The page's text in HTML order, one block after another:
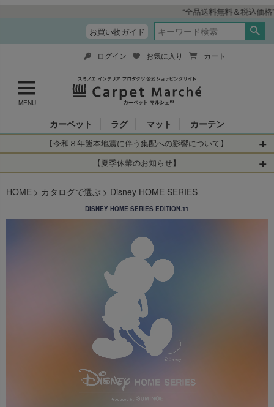
“全品送料無料＆税込価格” インテリア総合メーカー スミノエ
お買い物ガイド
MENU
ログイン お気に入り カート
カーペット ラグ マット カーテン
【令和８年熊本地震に伴う集配への影響について】
令和8年熊本地震により、お亡くなりになられた方々に深く
お見舞い申し上げます。 この地震の影響により、現在、一
部地域を発着するお荷物のお届けに遅れが生じておりま
す。
【お荷物のお届けに遅れが生じている地域】
・全国から九州あてのお荷物
・九州から全国あてのお荷物
なお、今後の被害状況や交通規制などにより、対象地域や
サービスへの影響が変更となる場合がございます。
お客さまにはご不便をおかけいたしますが、何卒ご理解賜
りますようお願い申し上げます。
【夏季休業のお知らせ】
当店は は2026年8月11日(火)～2026年8月16日(日)
を休業とさせて頂きます。
休業中のご注文に関しては自動返信メールは届きますが、
当店からの注文確認メールの送信、当店へのお問い合わせ
へのご返答ができかねます。 休業明けから順次送信させて
いただきますのでよろしくお願いいたします。
出荷センターも休業となりますため、休業期間中のご注文
2026年8月18日(火) 以降となります。
オーダー商品など、詳しくはこちらから
HOME カタログで選ぶ Disney HOME SERIES
DISNEY HOME SERIES EDITION.11